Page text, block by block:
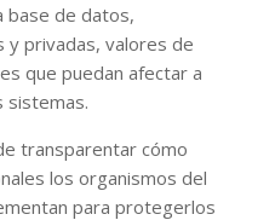
base de datos,
y privadas, valores de
que puedan afectar a
sistemas.
transparentar cómo
los organismos del
para protegerlos